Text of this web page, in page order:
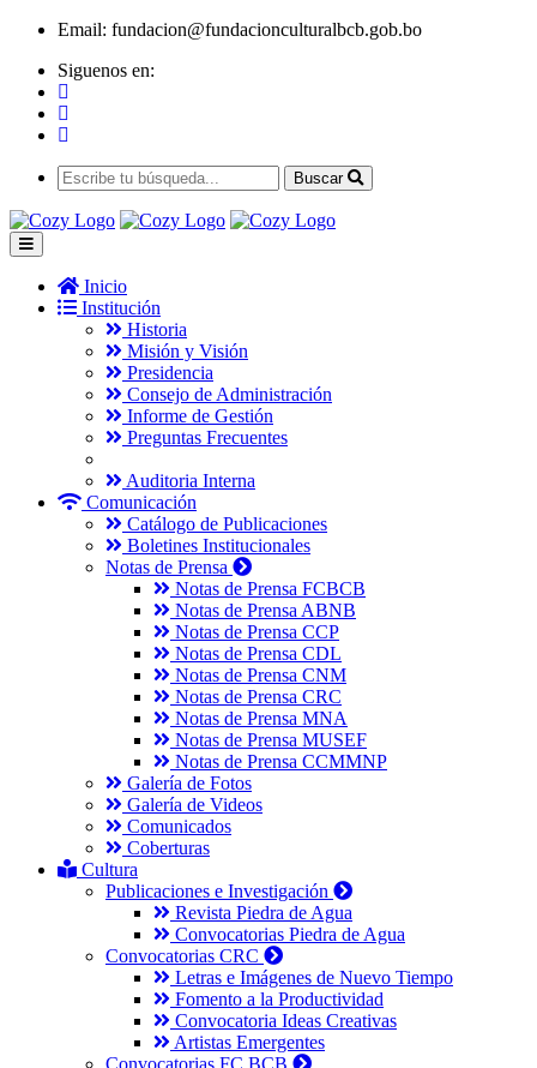
Email: fundacion@fundacionculturalbcb.gob.bo
Siguenos en:
Buscar
Inicio
Institución
Historia
Misión y Visión
Presidencia
Consejo de Administración
Informe de Gestión
Preguntas Frecuentes
Auditoria Interna
Comunicación
Catálogo de Publicaciones
Boletines Institucionales
Notas de Prensa
Notas de Prensa FCBCB
Notas de Prensa ABNB
Notas de Prensa CCP
Notas de Prensa CDL
Notas de Prensa CNM
Notas de Prensa CRC
Notas de Prensa MNA
Notas de Prensa MUSEF
Notas de Prensa CCMMNP
Galería de Fotos
Galería de Videos
Comunicados
Coberturas
Cultura
Publicaciones e Investigación
Revista Piedra de Agua
Convocatorias Piedra de Agua
Convocatorias CRC
Letras e Imágenes de Nuevo Tiempo
Fomento a la Productividad
Convocatoria Ideas Creativas
Artistas Emergentes
Convocatorias FC BCB